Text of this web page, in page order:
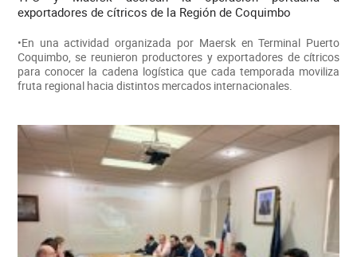
exportadores de cítricos de la Región de Coquimbo
•En una actividad organizada por Maersk en Terminal Puerto
Coquimbo, se reunieron productores y exportadores de cítricos
para conocer la cadena logística que cada temporada moviliza
fruta regional hacia distintos mercados internacionales.